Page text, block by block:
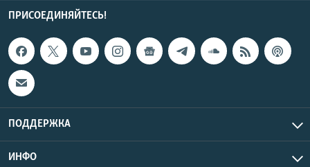
ПРИСОЕДИНЯЙТЕСЬ!
ПОДДЕРЖКА
ИНФО